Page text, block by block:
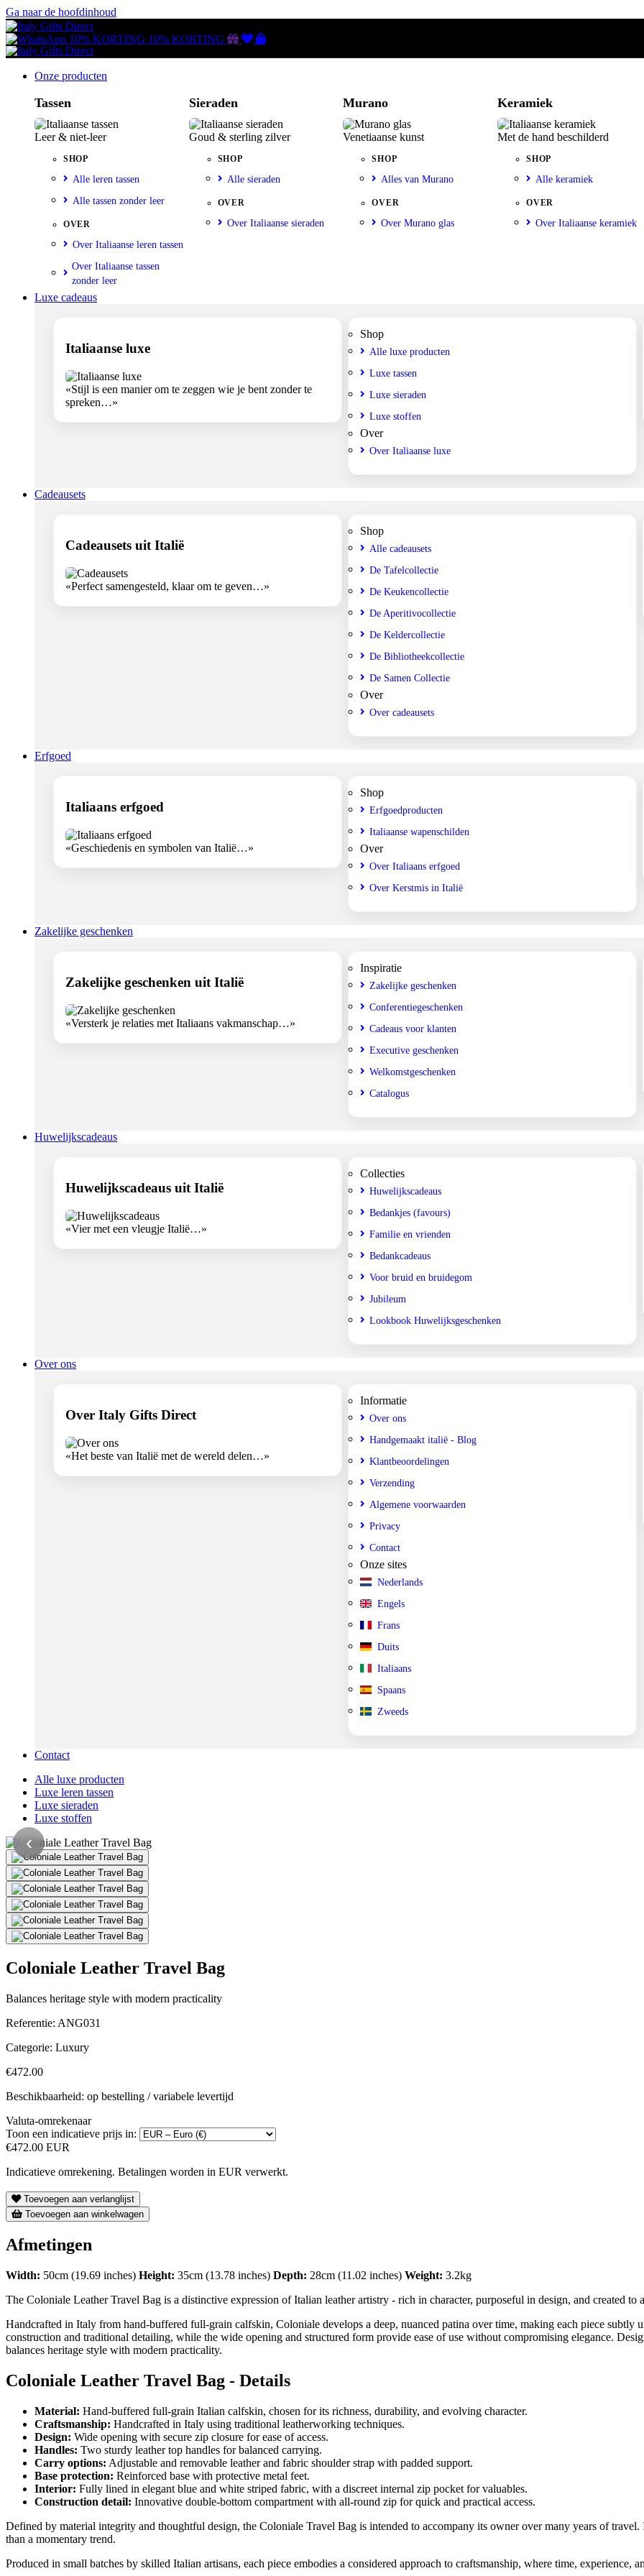
Ga naar de hoofdinhoud
10% KORTING 10% KORTING Gutscheine
Wunschliste
Warenkorb
Onze producten
Tassen
Leer & niet-leer
SHOP
Alle leren tassen
Alle tassen zonder leer
OVER
Over Italiaanse leren tassen
Over Italiaanse tassen
zonder leer
Sieraden
Goud & sterling zilver
SHOP
Alle sieraden
OVER
Over Italiaanse sieraden
Murano
Venetiaanse kunst
SHOP
Alles van Murano
OVER
Over Murano glas
Keramiek
Met de hand beschilderd
SHOP
Alle keramiek
OVER
Over Italiaanse keramiek
Luxe cadeaus
Italiaanse luxe
«Stijl is een manier om te zeggen wie je bent zonder te
spreken…»
Shop
Alle luxe producten
Luxe tassen
Luxe sieraden
Luxe stoffen
Over
Over Italiaanse luxe
Cadeausets
Cadeausets uit Italië
«Perfect samengesteld, klaar om te geven…»
Shop
Alle cadeausets
De Tafelcollectie
De Keukencollectie
De Aperitivocollectie
De Keldercollectie
De Bibliotheekcollectie
De Samen Collectie
Over
Over cadeausets
Erfgoed
Italiaans erfgoed
«Geschiedenis en symbolen van Italië…»
Shop
Erfgoedproducten
Italiaanse wapenschilden
Over
Over Italiaans erfgoed
Over Kerstmis in Italië
Zakelijke geschenken
Zakelijke geschenken uit Italië
«Versterk je relaties met Italiaans vakmanschap…»
Inspiratie
Zakelijke geschenken
Conferentiegeschenken
Cadeaus voor klanten
Executive geschenken
Welkomstgeschenken
Catalogus
Huwelijkscadeaus
Huwelijkscadeaus uit Italië
«Vier met een vleugje Italië…»
Collecties
Huwelijkscadeaus
Bedankjes (favours)
Familie en vrienden
Bedankcadeaus
Voor bruid en bruidegom
Jubileum
Lookbook Huwelijksgeschenken
Over ons
Over Italy Gifts Direct
«Het beste van Italië met de wereld delen…»
Informatie
Over ons
Handgemaakt italië - Blog
Klantbeoordelingen
Verzending
Algemene voorwaarden
Privacy
Contact
Onze sites
Nederlands
Engels
Frans
Duits
Italiaans
Spaans
Zweeds
Contact
Alle luxe producten
Luxe leren tassen
Luxe sieraden
Luxe stoffen
‹
Coloniale Leather Travel Bag
Balances heritage style with modern practicality
Referentie: ANG031
Categorie: Luxury
€472.00
Beschikbaarheid: op bestelling / variabele levertijd
Valuta-omrekenaar
Toon een indicatieve prijs in:
€472.00 EUR
Indicatieve omrekening. Betalingen worden in EUR verwerkt.
Toevoegen aan verlanglijst
Toevoegen aan winkelwagen
Afmetingen
Width: 50cm (19.69 inches) Height: 35cm (13.78 inches) Depth: 28cm (11.02 inches) Weight: 3.2kg
The Coloniale Leather Travel Bag is a distinctive expression of Italian leather artistry - rich in character, purposeful in design, and created to
Handcrafted in Italy from hand-buffered full-grain calfskin, Coloniale develops a deep, nuanced patina over time, making each piece subtly
construction and traditional detailing, while the wide opening and structured form provide ease of use without compromising elegance.
balances heritage style with modern practicality.
Coloniale Leather Travel Bag - Details
Material: Hand-buffered full-grain Italian calfskin, chosen for its richness, durability, and evolving character.
Craftsmanship: Handcrafted in Italy using traditional leatherworking techniques.
Design: Wide opening with secure zip closure for ease of access.
Handles: Two sturdy leather top handles for balanced carrying.
Carry options: Adjustable and removable leather and fabric shoulder strap with padded support.
Base protection: Reinforced base with protective metal feet.
Interior: Fully lined in elegant blue and white striped fabric, with a discreet internal zip pocket for valuables.
Construction detail: Innovative double-bottom compartment with all-round zip for quick and practical access.
Defined by material integrity and thoughtful design, the Coloniale Travel Bag is intended to accompany its owner over many years of
than a momentary trend.
Produced in small batches by skilled Italian artisans, each piece embodies a considered approach to craftsmanship, where time, experience,